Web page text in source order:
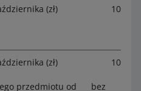
(zł)
10
(zł) 10
przedmiotu od
bez